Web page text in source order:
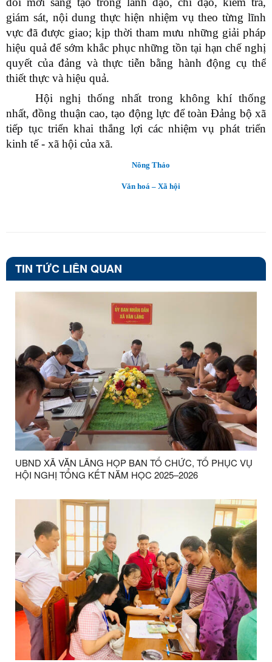
giám sát, nội dung thực hiện nhiệm vụ theo từng lĩnh
vực đã được giao; kịp thời tham mưu những giải pháp
hiệu quả để sớm khắc phục những tồn tại hạn chế nghị
quyết của đảng và thực tiễn bằng hành động cụ thể
thiết thực và hiệu quả.
Hội nghị thống nhất trong không khí thống
nhất, đồng thuận cao, tạo động lực để toàn Đảng bộ xã
tiếp tục triển khai thắng lợi các nhiệm vụ phát triển
kinh tế - xã hội của xã.
Nông Thảo
Văn hoá – Xã hội
TIN TỨC LIÊN QUAN
UBND XÃ VĂN LÃNG HỌP BAN TỔ CHỨC, TỔ PHỤC VỤ
HỘI NGHỊ TỔNG KẾT NĂM HỌC 2025–2026